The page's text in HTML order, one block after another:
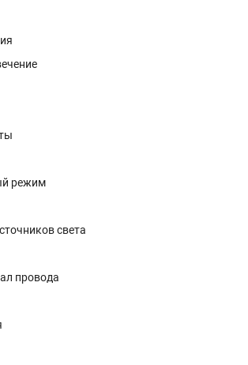
режим
света
провода